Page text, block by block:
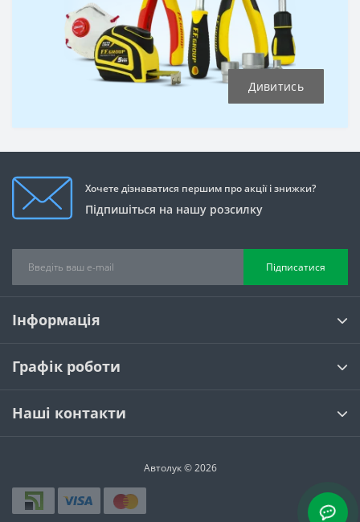
Дивитись
Хочете дізнаватися першим про акції і знижки?
Підпишіться на нашу розсилку
Підписатися
Інформація
Графік роботи
Наші контакти
Автолук © 2026